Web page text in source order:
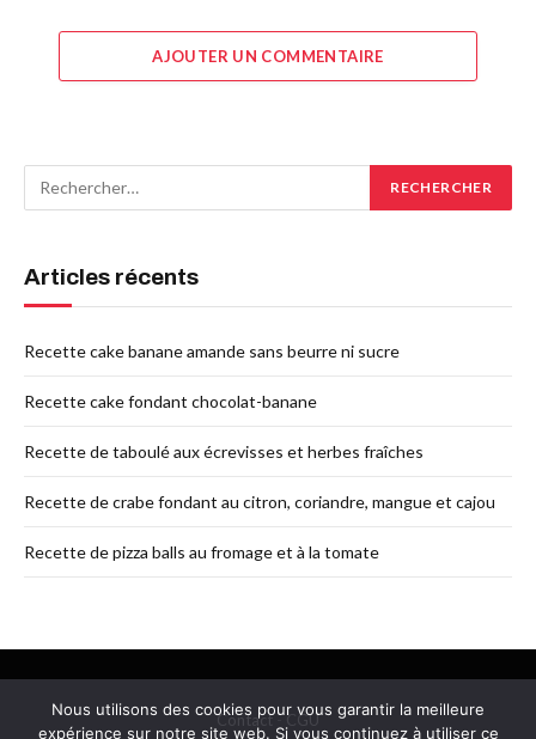
AJOUTER UN COMMENTAIRE
Articles récents
Recette cake banane amande sans beurre ni sucre
Recette cake fondant chocolat-banane
Recette de taboulé aux écrevisses et herbes fraîches
Recette de crabe fondant au citron, coriandre, mangue et cajou
Recette de pizza balls au fromage et à la tomate
Contact-CGU
Nous utilisons des cookies pour vous garantir la meilleure
expérience sur notre site web. Si vous continuez à utiliser ce